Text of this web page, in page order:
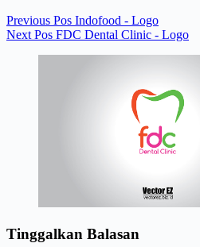
Previous Pos Indofood - Logo
Next Pos FDC Dental Clinic - Logo
Tinggalkan Balasan